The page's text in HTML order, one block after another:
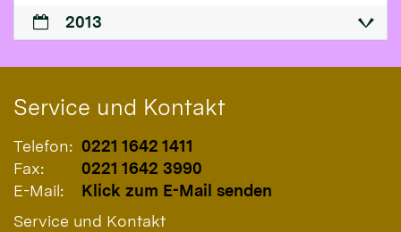
2013
Service und Kontakt
Telefon: 0221 1642 1411
Fax:
0221 1642 3990
E-Mail:
Klick zum E-Mail senden
Service und Kontakt